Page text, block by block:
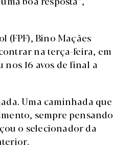
(FPF), Bino Maçães
na terça-feira, em
16 avos de final a
Uma caminhada que
sempre pensando
o selecionador da